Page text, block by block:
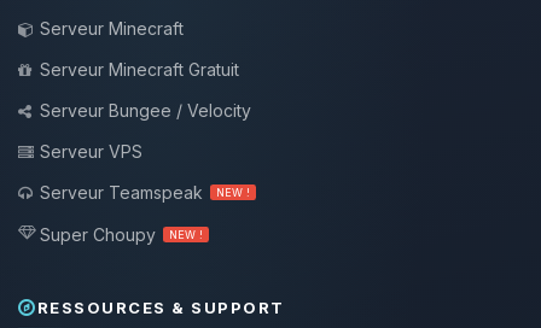
Serveur Minecraft
Serveur Minecraft Gratuit
Serveur Bungee / Velocity
Serveur VPS
Serveur Teamspeak
NEW !
Super Choupy NEW !
RESSOURCES & SUPPORT